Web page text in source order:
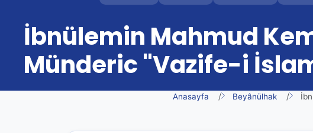
İbnülemin Mahmud
Münderic "Vazife-i
Anasayfa Beyânülhak